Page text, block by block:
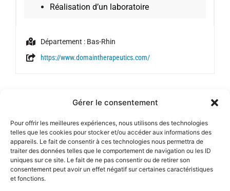
Gérer le consentement
Pour offrir les meilleures expériences, nous utilisons des technologies
telles que les cookies pour stocker et/ou accéder aux informations des
appareils. Le fait de consentir à ces technologies nous permettra de
traiter des données telles que le comportement de navigation ou les ID
uniques sur ce site. Le fait de ne pas consentir ou de retirer son
consentement peut avoir un effet négatif sur certaines caractéristiques
et fonctions.
Réalisation d’un laboratoire
Département : Bas-Rhin
https://www.domaintherapeutics.com/
1 2 3